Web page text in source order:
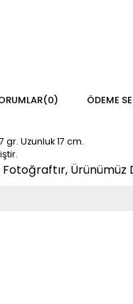
(0) ÖDEME
gr. Uzunluk 17 cm.
Ürünümüz